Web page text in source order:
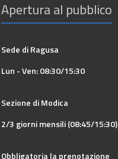
Apertura al pubblico
Sede di Ragusa
Lun - Ven: 08:30/15:30
Sezione di Modica
2/3 giorni mensili (08:45/15:30)
Obbligatoria la prenotazione